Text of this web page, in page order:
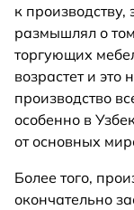
к производству,
размышлял о
торгующих
возрастет и это
производство
особенно в
от основных
Более того,
окончательно